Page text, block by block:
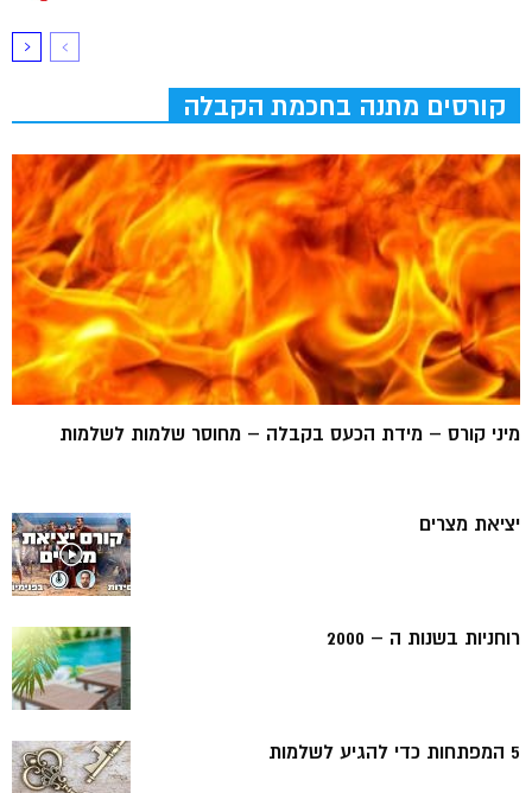
קורסים מתנה בחכמת הקבלה
מיני קורס – מידת הכעס בקבלה – מחוסר שלמות לשלמות
יציאת מצרים
רוחניות בשנות ה – 2000
5 המפתחות כדי להגיע לשלמות